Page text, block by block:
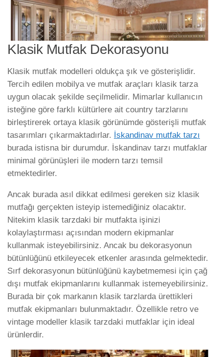
Klasik Mutfak Dekorasyonu
Klasik mutfak modelleri oldukça şık ve gösterişlidir.
Tercih edilen mobilya ve mutfak araçları klasik tarza
uygun olacak şekilde seçilmelidir. Mimarlar kullanıcın
isteğine göre farklı kültürlere ait country tarzlarını
birleştirerek ortaya klasik görünümde gösterişli mutfak
tasarımları çıkarmaktadırlar. İskandinav mutfak tarzı
burada istisna bir durumdur. İskandinav tarzı mutfaklar
minimal görünüşleri ile modern tarzı temsil
etmektedirler.
Ancak burada asıl dikkat edilmesi gereken siz klasik
mutfağı gerçekten isteyip istemediğiniz olacaktır.
Nitekim klasik tarzdaki bir mutfakta işinizi
kolaylaştırması açısından modern ekipmanlar
kullanmak isteyebilirsiniz. Ancak bu dekorasyonun
bütünlüğünü etkileyecek etkenler arasında gelmektedir.
Sırf dekorasyonun bütünlüğünü kaybetmemesi için çağ
dışı mutfak ekipmanlarını kullanmak istemeyebilirsiniz.
Burada bir çok markanın klasik tarzlarda ürettikleri
mutfak ekipmanları bulunmaktadır. Özellikle retro ve
vintage modeller klasik tarzdaki mutfaklar için ideal
ürünlerdir.